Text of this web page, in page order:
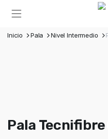
Inicio Pala Nivel Intermedio
Pala